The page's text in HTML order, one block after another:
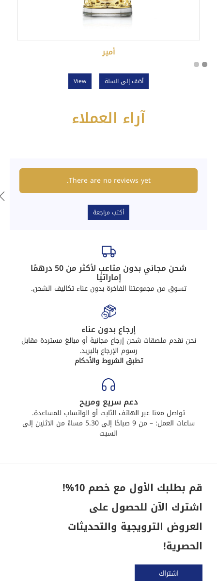
أمير
أضف إلى السلة View
آراء العملاء
There are no reviews yet.
أكتب مراجعة
شحن مجاني بدون متاعب لأكثر من 50 درهمًا
إماراتيًا
تسوق من مجموعتنا الفاخرة بدون عناء تكاليف الشحن.
إرجاع بدون عناء
نحن نقدم ملصقات شحن إرجاع مجانية أو مبالغ مستردة مقابل
رسوم الإرجاع بالبريد.
تطبق الشروط والأحكام
دعم سريع ومريح
تواصل معنا عبر الهاتف الثابت أو الواتساب للمساعدة.
ساعات العمل: – من 9 صباحًا إلى 5.30 مساءً من الاثنين إلى
السبت
قم بطلبك الأول مع خصم 10%!
اشترك الآن للحصول على
العروض الترويجية والتحديثات
الحصرية!
اشتراك